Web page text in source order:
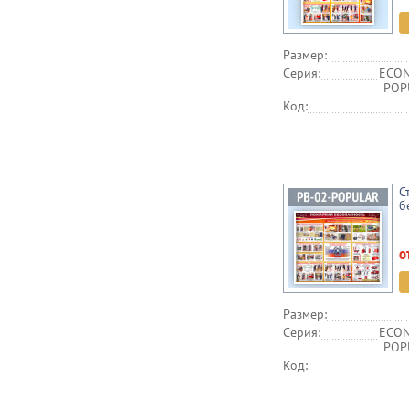
Размер:
Серия:
Код:
Размер:
Серия:
Код: